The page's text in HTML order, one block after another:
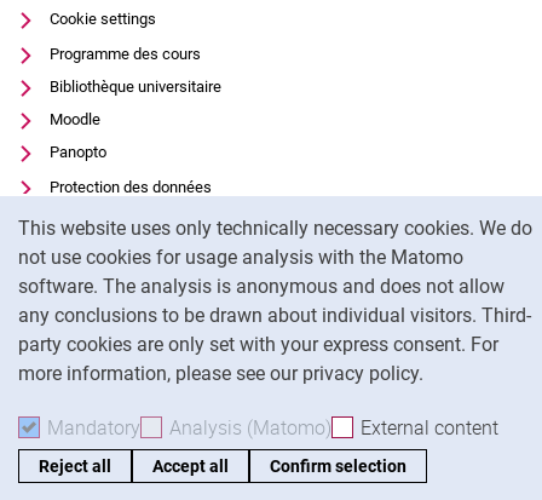
This website uses only technically necessary cookies. We do
not use cookies for usage analysis with the Matomo
software. The analysis is anonymous and does not allow
any conclusions to be drawn about individual visitors. Third-
party cookies are only set with your express consent. For
more information, please see our privacy policy.
Mandatory Accept mandatory cookies
Analysis (Matomo) Accept analysis cookies
External content
Reject all Accept all Confirm selection
Cookie settings
Programme des cours
Bibliothèque universitaire
Moodle
Panopto
Protection des données
Accessibilité
Utilisation transparente de l'IA
Mentions légales